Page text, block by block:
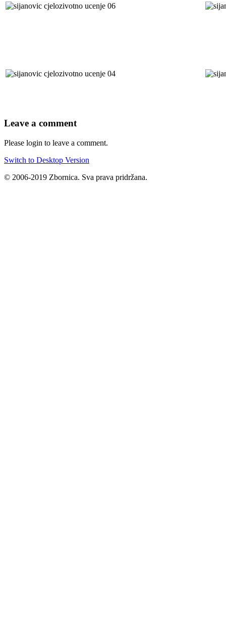
Leave a comment
Please login to leave a comment.
Switch to Desktop Version
© 2006-2019 Zbornica. Sva prava pridržana.